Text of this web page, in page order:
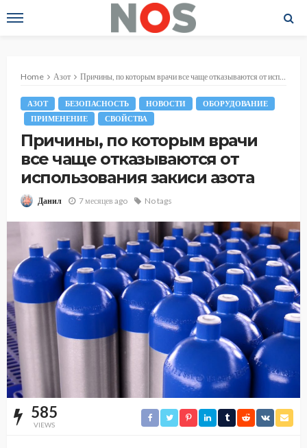
Home Азот Причины, по которым врачи все чаще отказываются от использования закиси азота
АЗОТ БЕЗОПАСНОСТЬ НОВОСТИ
ОБОРУДОВАНИЕ
ПРИМЕНЕНИЕ
СВОЙСТВА
Причины, по которым врачи
все чаще отказываются от
использования закиси азота
Данил 7 месяцев ago No tags
585
VIEWS